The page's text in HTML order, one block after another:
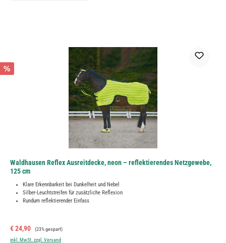
%
Waldhausen Reflex Ausreitdecke, neon – reflektierendes Netzgewebe,
125 cm
Klare Erkennbarkeit bei Dunkelheit und Nebel
Silber-Leuchtstreifen für zusätzliche Reflexion
Rundum reflektierender Einfass
Verkaufspreis:
€ 24,90 Regulärer Preis:
(23% gespart)
inkl. MwSt. zzgl. Versand